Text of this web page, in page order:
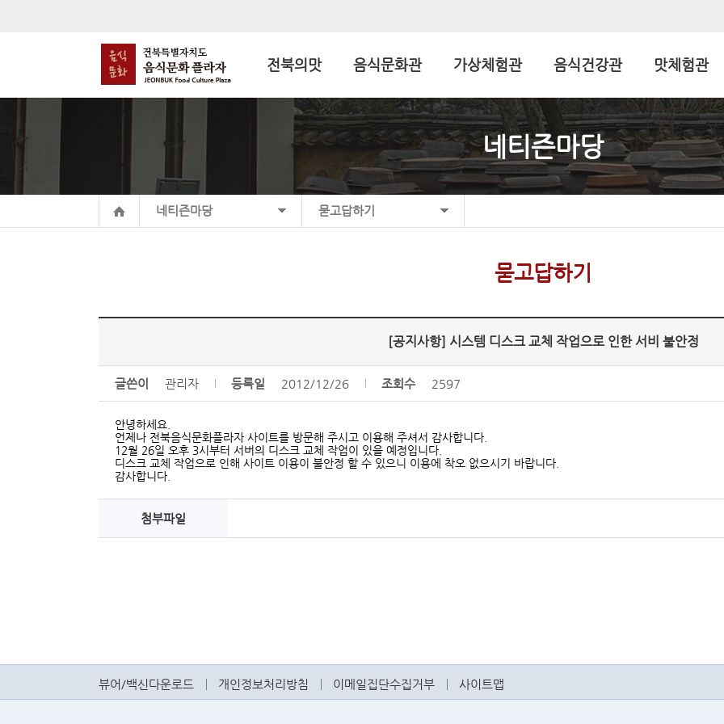
전북의맛 음식문화관 가상체험관 음식건강관 맛체험관
네티즌마당
네티즌마당 묻고답하기
묻고답하기
[공지사항] 시스템 디스크 교체 작업으로 인한 서비 불안정
글쓴이 관리자 등록일 2012/12/26 조회수 2597
안녕하세요.
언제나 전북음식문화플라자 사이트를 방문해 주시고 이용해 주셔서 감사합니다.
12월 26일 오후 3시부터 서버의 디스크 교체 작업이 있을 예정입니다.
디스크 교체 작업으로 인해 사이트 이용이 불안정 할 수 있으니 이용에 착오 없으시기 바랍니다.
감사합니다.
첨부파일
뷰어/백신다운로드 개인정보처리방침 이메일집단수집거부 사이트맵